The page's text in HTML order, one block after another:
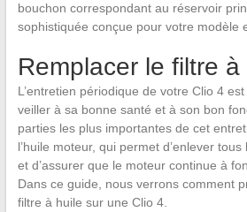
bouchon correspondant au réservoir
sophistiquée conçue pour votre modèle
Remplacer le filtre à
L’entretien périodique de votre Clio 4
veiller à sa bonne santé et à son bon
parties les plus importantes de cet
l’huile moteur, qui permet d’enlever
et d’assurer que le moteur continue à
Dans ce guide, nous verrons comment
filtre à huile sur une Clio 4.